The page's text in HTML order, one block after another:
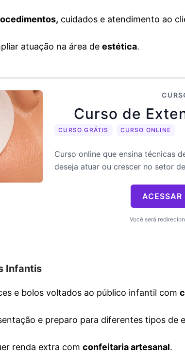
cuidados e atendimento ao
atuação na área de estética.
Curso de
CURSO GRÁTIS CURSO ONLINE
Curso online que ensina técnicas
deseja atuar ou crescer no setor
ACESSAR
Você será
Infantis
e bolos voltados ao público infantil com
e preparo para diferentes tipos de
renda extra com confeitaria artesanal.